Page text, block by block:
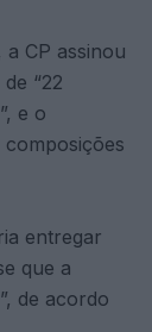
CP assinou
“22
e o
entregar
que a
de acordo